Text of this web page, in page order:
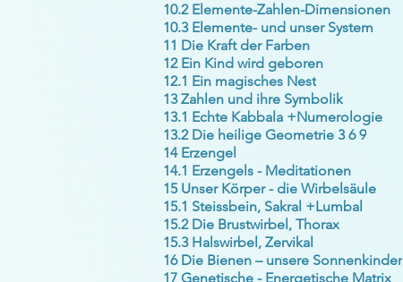
10.2 Elemente-Zahlen-Dimensionen
10.3 Elemente- und unser System
11 Die Kraft der Farben
12 Ein Kind wird geboren
12.1 Ein magisches Nest
13 Zahlen und ihre Symbolik
13.1 Echte Kabbala +Numerologie
13.2 Die heilige Geometrie 3 6 9
14 Erzengel
14.1 Erzengels - Meditationen
15 Unser Körper - die Wirbelsäule
15.1 Steissbein, Sakral +Lumbal
15.2 Die Brustwirbel, Thorax
15.3 Halswirbel, Zervikal
16 Die Bienen – unsere Sonnenkinder
17 Genetische - Energetische Matrix